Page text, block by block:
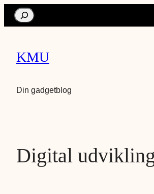
Search
KMU
Din gadgetblog
Digital